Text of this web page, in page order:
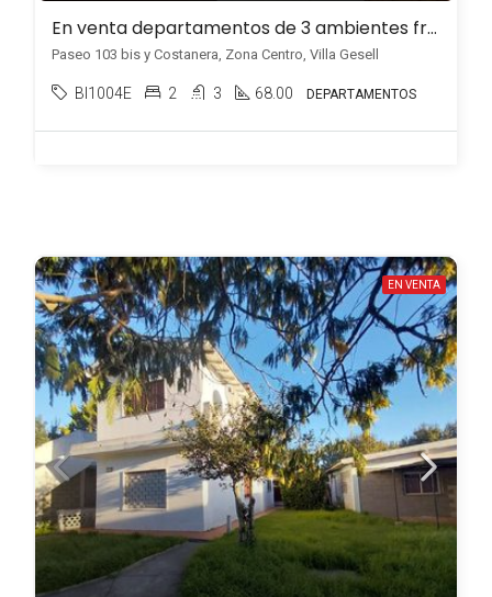
En venta departamentos de 3 ambientes frente al mar en Zona Centro, Villa Gesell
Paseo 103 bis y Costanera, Zona Centro, Villa Gesell
BI1004E 2 3 68.00 DEPARTAMENTOS
EN VENTA